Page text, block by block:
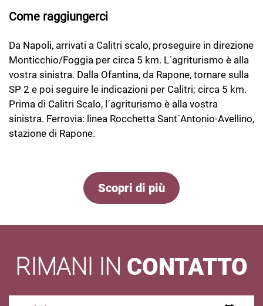
Come raggiungerci
Da Napoli, arrivati a Calitri scalo, proseguire in direzione
Monticchio/Foggia per circa 5 km. L´agriturismo è alla
vostra sinistra. Dalla Ofantina, da Rapone, tornare sulla
SP 2 e poi seguire le indicazioni per Calitri; circa 5 km.
Prima di Calitri Scalo, l´agriturismo è alla vostra
sinistra. Ferrovia: linea Rocchetta Sant´Antonio-Avellino,
stazione di Rapone.
Scopri di più
RIMANI IN CONTATTO